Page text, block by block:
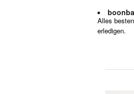
Alles
erledigen.